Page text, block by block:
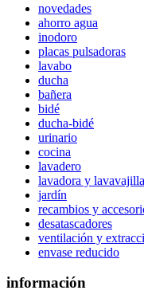
novedades
ahorro agua
inodoro
placas pulsadoras
lavabo
ducha
bañera
bidé
ducha-bidé
urinario
cocina
lavadero
lavadora y
jardín
recambios y
desatascadores
ventilación y
envase reducido
información